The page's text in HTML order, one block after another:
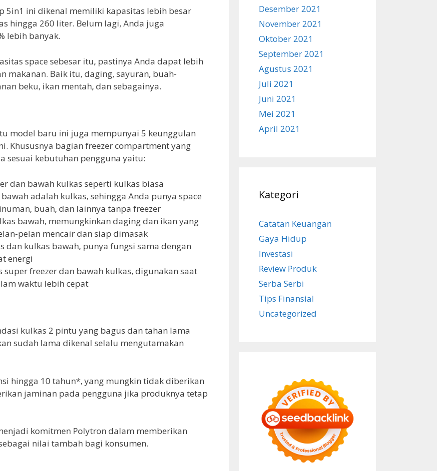
5in1 ini dikenal memiliki kapasitas lebih besar
hingga 260 liter. Belum lagi, Anda juga
lebih banyak.
space sebesar itu, pastinya Anda dapat lebih
makanan. Baik itu, daging, sayuran, buah-
beku, ikan mentah, dan sebagainya.
model baru ini juga mempunyai 5 keunggulan
Khususnya bagian freezer compartment yang
sesuai kebutuhan pengguna yaitu:
dan bawah kulkas seperti kulkas biasa
adalah kulkas, sehingga Anda punya space
buah, dan lainnya tanpa freezer
bawah, memungkinkan daging dan ikan yang
pelan mencair dan siap dimasak
dan kulkas bawah, punya fungsi sama dengan
energi
super freezer dan bawah kulkas, digunakan saat
waktu lebih cepat
kulkas 2 pintu yang bagus dan tahan lama
sudah lama dikenal selalu mengutamakan
hingga 10 tahun*, yang mungkin tidak diberikan
jaminan pada pengguna jika produknya tetap
komitmen Polytron dalam memberikan
nilai tambah bagi konsumen.
Desember 2021
November 2021
Oktober 2021
September 2021
Agustus 2021
Juli 2021
Juni 2021
Mei 2021
April 2021
Kategori
Catatan Keuangan
Gaya Hidup
Investasi
Review Produk
Serba Serbi
Tips Finansial
Uncategorized